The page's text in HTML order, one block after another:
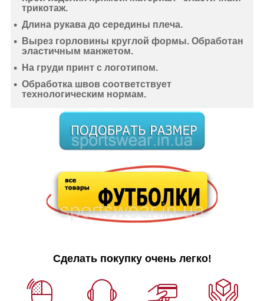
трикотаж.
Длина рукава до середины плеча.
Вырез горловины круглой формы. Обработан
эластичным манжетом.
На груди принт с логотипом.
Обработка швов соответствует
технологическим нормам.
Сделать покупку очень легко!